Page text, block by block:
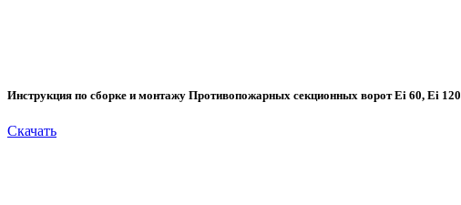
Инструкция по сборке и монтажу Противопожарных секционных ворот Ei 60, Ei 120
Скачать